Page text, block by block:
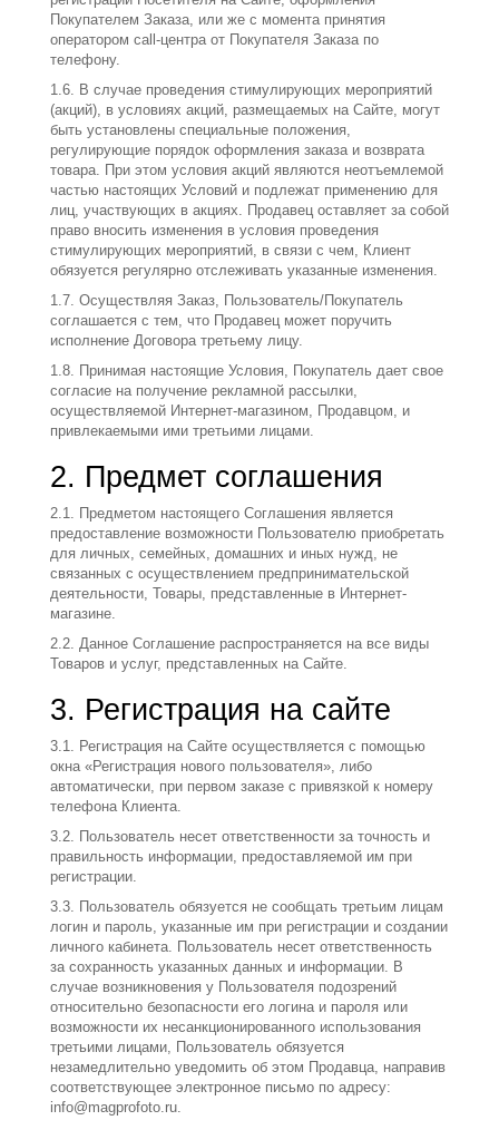
Покупателем Заказа, или же с момента принятия
оператором call-центра от Покупателя Заказа по
телефону.
1.6. В случае проведения стимулирующих мероприятий
(акций), в условиях акций, размещаемых на Сайте, могут
быть установлены специальные положения,
регулирующие порядок оформления заказа и возврата
товара. При этом условия акций являются неотъемлемой
частью настоящих Условий и подлежат применению для
лиц, участвующих в акциях. Продавец оставляет за собой
право вносить изменения в условия проведения
стимулирующих мероприятий, в связи с чем, Клиент
обязуется регулярно отслеживать указанные изменения.
1.7. Осуществляя Заказ, Пользователь/Покупатель
соглашается с тем, что Продавец может поручить
исполнение Договора третьему лицу.
1.8. Принимая настоящие Условия, Покупатель дает свое
согласие на получение рекламной рассылки,
осуществляемой Интернет-магазином, Продавцом, и
привлекаемыми ими третьими лицами.
2. Предмет соглашения
2.1. Предметом настоящего Соглашения является
предоставление возможности Пользователю приобретать
для личных, семейных, домашних и иных нужд, не
связанных с осуществлением предпринимательской
деятельности, Товары, представленные в Интернет-
магазине.
2.2. Данное Соглашение распространяется на все виды
Товаров и услуг, представленных на Сайте.
3. Регистрация на сайте
3.1. Регистрация на Сайте осуществляется с помощью
окна «Регистрация нового пользователя», либо
автоматически, при первом заказе с привязкой к номеру
телефона Клиента.
3.2. Пользователь несет ответственности за точность и
правильность информации, предоставляемой им при
регистрации.
3.3. Пользователь обязуется не сообщать третьим лицам
логин и пароль, указанные им при регистрации и создании
личного кабинета. Пользователь несет ответственность
за сохранность указанных данных и информации. В
случае возникновения у Пользователя подозрений
относительно безопасности его логина и пароля или
возможности их несанкционированного использования
третьими лицами, Пользователь обязуется
незамедлительно уведомить об этом Продавца, направив
соответствующее электронное письмо по адресу:
info@magprofoto.ru.